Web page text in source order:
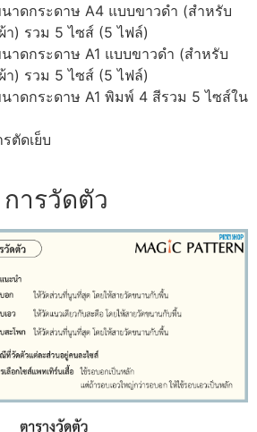
าดกระดาษ A4 แบบขาวดำ (สำหรับ
) รวม 5 ไซส์ (5 ไฟล์)
าดกระดาษ A1 แบบขาวดำ (สำหรับ
) รวม 5 ไซส์ (5 ไฟล์)
าดกระดาษ A1 พิมพ์ 4 สีรวม 5 ไซส์ใน
ตัดเย็บ
การวัดตัว